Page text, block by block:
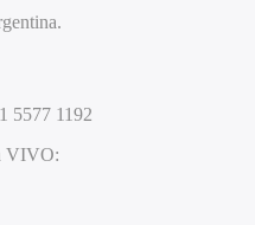
5577 1192
VIVO: